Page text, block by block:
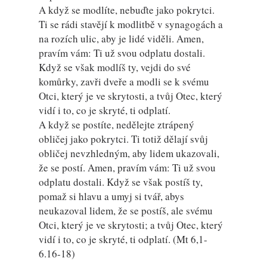
A když se modlíte, nebuďte jako pokrytci.
Ti se rádi stavějí k modlitbě v synagogách a
na rozích ulic, aby je lidé viděli. Amen,
pravím vám: Ti už svou odplatu dostali.
Když se však modlíš ty, vejdi do své
komůrky, zavři dveře a modli se k svému
Otci, který je ve skrytosti, a tvůj Otec, který
vidí i to, co je skryté, ti odplatí.
A když se postíte, nedělejte ztrápený
obličej jako pokrytci. Ti totiž dělají svůj
obličej nevzhledným, aby lidem ukazovali,
že se postí. Amen, pravím vám: Ti už svou
odplatu dostali. Když se však postíš ty,
pomaž si hlavu a umyj si tvář, abys
neukazoval lidem, že se postíš, ale svému
Otci, který je ve skrytosti; a tvůj Otec, který
vidí i to, co je skryté, ti odplatí. (Mt 6,1-
6.16-18)